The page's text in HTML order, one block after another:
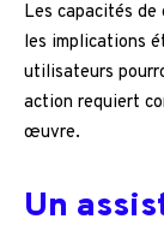
Les capacités
les implications
utilisateurs
action requiert
œuvre.
Un